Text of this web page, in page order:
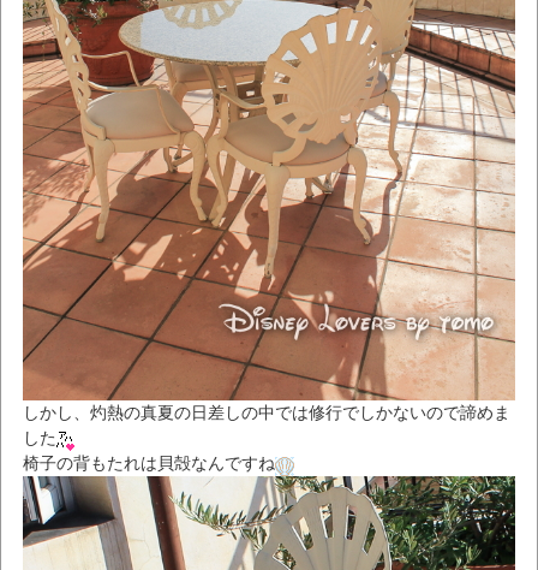
しかし、灼熱の真夏の日差しの中では修行でしかないので諦めま
した
椅子の背もたれは貝殻なんですね